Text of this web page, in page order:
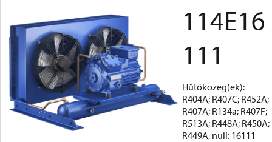
114E16
111
Hűtőközeg(ek):
R404A; R407C; R452A;
R407A; R134a; R407F;
R513A; R448A; R450A;
R449A, null: 16111